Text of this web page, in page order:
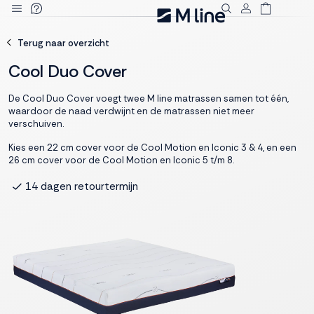
gebruikt
cookies
functionele,
analytische en
Dankzij functionele
cookies ons helpen
om de website te
verbeteren. Via de
marketing cookies
kunnen we jouw
Terug naar overzicht
Cool Duo Cover
De Cool Duo Cover voegt twee M line matrassen samen tot één,
waardoor de naad verdwijnt en de matrassen niet meer
verschuiven.
Kies een 22 cm cover voor de Cool Motion en Iconic 3 & 4, en een
26 cm cover voor de Cool Motion en Iconic 5 t/m 8.
14 dagen retourtermijn
Deskundig advies